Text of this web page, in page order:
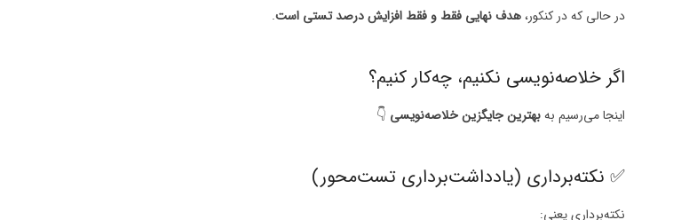
در حالی که در کنکور،هدف نهایی فقط و فقط افزایش درصد تستی است.
اگر خلاصه‌نویسی نکنیم، چه‌کار کنیم؟
اینجا می‌رسیم بهبهترین جایگزین خلاصه‌نویسی 👇
✅ نکته‌برداری (یادداشت‌برداری تست‌محور)
نکته‌برداری یعنی: